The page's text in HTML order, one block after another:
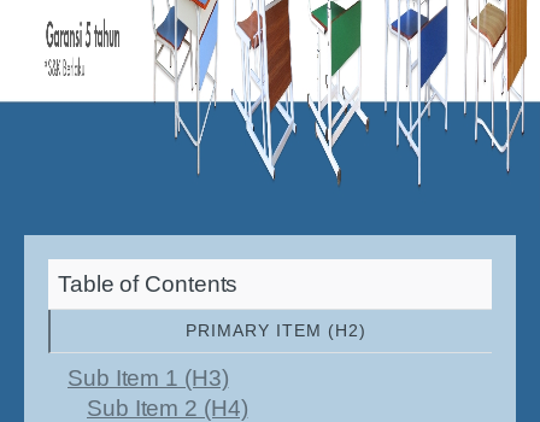
Table of Contents
PRIMARY ITEM (H2)
Sub Item 1 (H3)
Sub Item 2 (H4)